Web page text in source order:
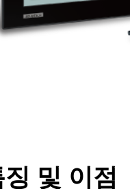
징 및 이점